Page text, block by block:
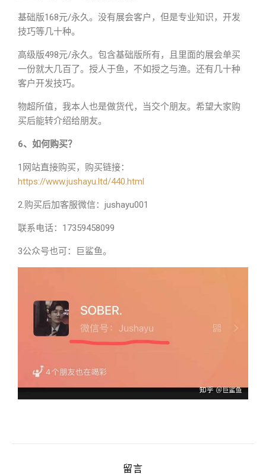
基础版168元/永久。没有展会客户，但是专业知识，开发
技巧等几十种。
高级版498元/永久。包含基础版所有，且里面的展会单买
一份就大几百了。授人于鱼，不如授之与渔。还有几十种
客户开发技巧。
物超所值，我本人也是做货代，当交个朋友。希望大家购
买后能转介绍给朋友。
6、如何购买？
1网站直接购买，购买链接：
https://www.jushayu.ltd/440.html
2.购买后加客服微信：jushayu001
联系电话：17359458099
3公众号也可：巨鲨鱼。
留言